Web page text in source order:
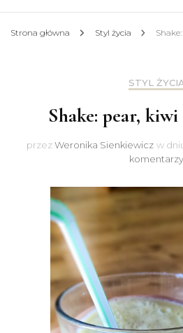
Strona główna Styl życia
STYL
Shake: pear,
przezWeronika Sienkiewicz w
komentarzy